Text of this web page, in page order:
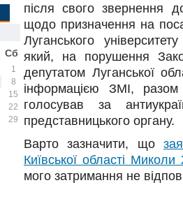
Сб Нд
1
2
8
9
15
16
22
23
29
30
після свого звернення
щодо призначення на
Луганського
який, на порушення
депутатом Луганської
інформацією ЗМІ,
голосував за
представницького органу.
Варто зазначити, що
Київської області
мого затримання не